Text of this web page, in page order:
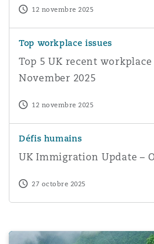
12 novembre 2025
Top workplace issues
Top 5 UK recent
November 2025
12 novembre 2025
Défis humains
UK Immigration Update –
27 octobre 2025
Sexual harassment in the